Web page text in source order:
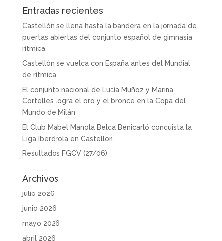
Entradas recientes
Castellón se llena hasta la bandera en la jornada de
puertas abiertas del conjunto español de gimnasia
rítmica
Castellón se vuelca con España antes del Mundial
de rítmica
El conjunto nacional de Lucía Muñoz y Marina
Cortelles logra el oro y el bronce en la Copa del
Mundo de Milán
El Club Mabel Manola Belda Benicarló conquista la
Liga Iberdrola en Castellón
Resultados FGCV (27/06)
Archivos
julio 2026
junio 2026
mayo 2026
abril 2026